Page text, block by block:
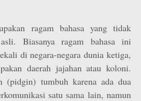
ragam bahasa yang tidak
Biasanya ragam bahasa ini
di negara-negara dunia ketiga,
daerah jajahan atau koloni.
(pidgin) tumbuh karena ada dua
satu sama lain, namun